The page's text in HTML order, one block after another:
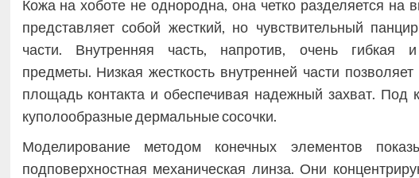
Кожа на хоботе не однородна, она четко разделяется
представляет собой жесткий, но чувствительный
части. Внутренняя часть, напротив, очень гибкая
предметы. Низкая жесткость внутренней части
площадь контакта и обеспечивая надежный захват. Под
куполообразные дермальные сосочки.
Моделирование методом конечных элементов
подповерхностная механическая линза. Они